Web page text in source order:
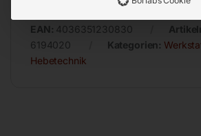
EAN: 4036351230830
6194020
Kategorien:
Hebetechnik